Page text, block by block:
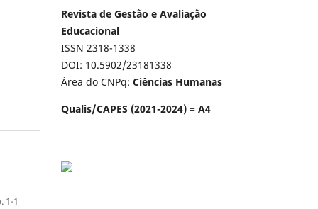
1-1
Revista de Gestão e Avaliação
Educacional
ISSN 2318-1338
DOI: 10.5902/23181338
Área do CNPq: Ciências Humanas
Qualis/CAPES (2021-2024) = A4